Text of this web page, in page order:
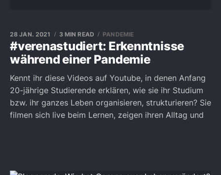
#verenastudiert: Erkenntnisse
während einer Pandemie
28 JAN. 2021 3 MIN READ PANDEMIE
Kennt ihr diese Videos auf Youtube, in denen Anfang
20-jährige Studierende erklären, wie sie ihr Studium
bzw. ihr ganzes Leben organisieren, strukturieren? Sie
filmen sich live beim Lernen, zeigen ihren Alltag und